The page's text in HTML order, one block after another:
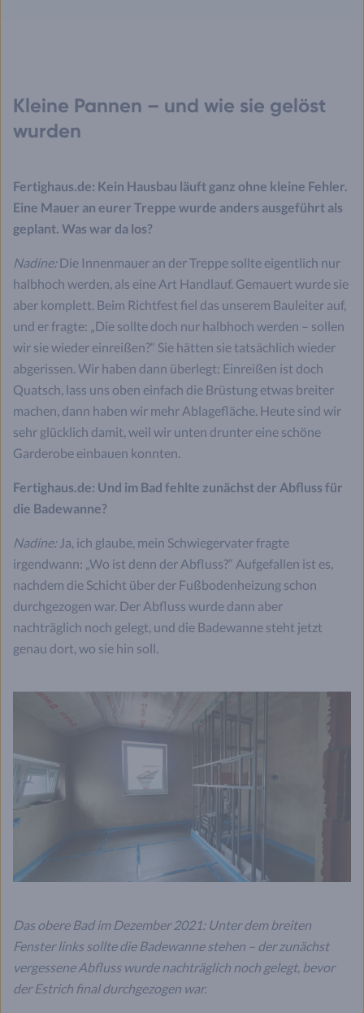
Kleine Pannen – und wie sie gelöst
wurden
Fertighaus.de: Kein Hausbau läuft ganz ohne kleine Fehler.
Eine Mauer an eurer Treppe wurde anders ausgeführt als
geplant. Was war da los?
Nadine:Die Innenmauer an der Treppe sollte eigentlich nur
halbhoch werden, als eine Art Handlauf. Gemauert wurde sie
aber komplett. Beim Richtfest fiel das unserem Bauleiter auf,
und er fragte: „Die sollte doch nur halbhoch werden – sollen
wir sie wieder einreißen?“ Sie hätten sie tatsächlich wieder
abgerissen. Wir haben dann überlegt: Einreißen ist doch
Quatsch, lass uns oben einfach die Brüstung etwas breiter
machen, dann haben wir mehr Ablagefläche. Heute sind wir
sehr glücklich damit, weil wir unten drunter eine schöne
Garderobe einbauen konnten.
Fertighaus.de: Und im Bad fehlte zunächst der Abfluss für
die Badewanne?
Nadine:Ja, ich glaube, mein Schwiegervater fragte
irgendwann: „Wo ist denn der Abfluss?“ Aufgefallen ist es,
nachdem die Schicht über der Fußbodenheizung schon
durchgezogen war. Der Abfluss wurde dann aber
nachträglich noch gelegt, und die Badewanne steht jetzt
genau dort, wo sie hin soll.
Das obere Bad im Dezember 2021: Unter dem breiten
Fenster links sollte die Badewanne stehen – der zunächst
vergessene Abfluss wurde nachträglich noch gelegt, bevor
der Estrich final durchgezogen war.